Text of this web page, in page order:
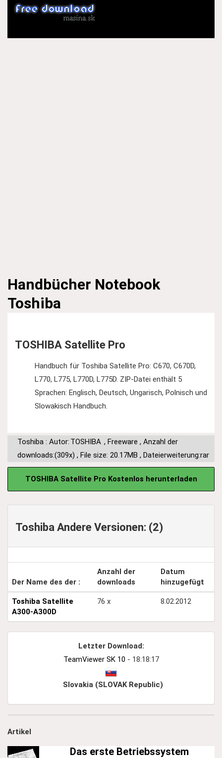
Handbücher Notebook
Toshiba
TOSHIBA Satellite Pro
Handbuch für Toshiba Satellite Pro: C670, C670D,
L770, L775, L770D, L775D. ZIP-Datei enthält 5
Sprachen: Englisch, Deutsch, Ungarisch, Polnisch und
Slowakisch Handbuch.
Toshiba : Autor: TOSHIBA , Freeware , Anzahl der
downloads:(309x) , File size: 20.17MB , Dateierweiterung:rar
TOSHIBA Satellite Pro Kostenlos herunterladen
Toshiba Andere Versionen: (2)
Der Name des der :
Anzahl der
downloads
Datum
hinzugefügt
Toshiba Satellite
A300-A300D
76 x 8.02.2012
Letzter Download:
TeamViewer SK 10 - 18:18:17
Slovakia (SLOVAK Republic)
Artikel
Das erste Betriebssystem